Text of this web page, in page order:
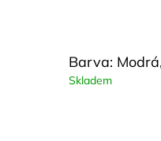
Barva:
Skladem